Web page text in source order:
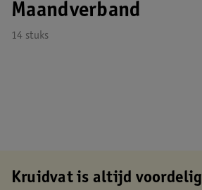
Maandverband
14 stuks
Kruidvat is altijd voordelig